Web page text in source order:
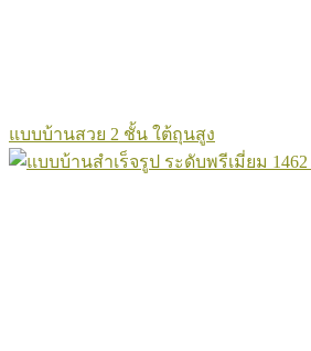
แบบบ้านสวย 2 ชั้น ใต้ถุนสูง
1462